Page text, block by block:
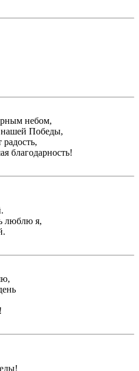
небом,
нашей Победы,
благодарность!
люблю я,